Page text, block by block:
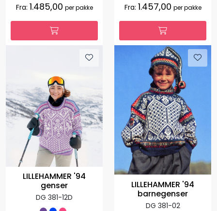
Fra: 1.485,00 per pakke Fra: 1.457,00 per pakke
LILLEHAMMER '94
genser
DG 381-12D
LILLEHAMMER '94
barnegenser
DG 381-02